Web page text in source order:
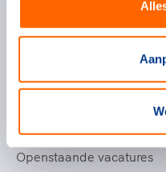
Werken bij NOC*NSF
Openstaande vacatures